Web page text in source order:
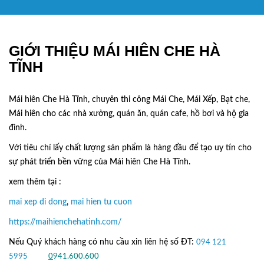
GIỚI THIỆU MÁI HIÊN CHE HÀ
TĨNH
Mái hiên Che Hà Tĩnh, chuyên thi công Mái Che, Mái Xếp, Bạt che,
Mái hiên cho các nhà xưởng, quán ăn, quán cafe, hồ bơi và hộ gia
đình.
Với tiêu chí lấy chất lượng sản phẩm là hàng đầu để tạo uy tín cho
sự phát triển bền vững của Mái hiên Che Hà Tĩnh.
xem thêm tại :
mai xep di dong, mai hien tu cuon
https://maihienchehatinh.com/
Nếu Quý khách hàng có nhu cầu xin liên hệ số ĐT: 094 121
5995
0941.600.600